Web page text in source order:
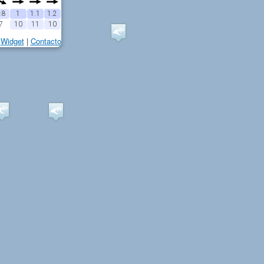
1 1.1 1.2
10 11 10
Widget| Contacto